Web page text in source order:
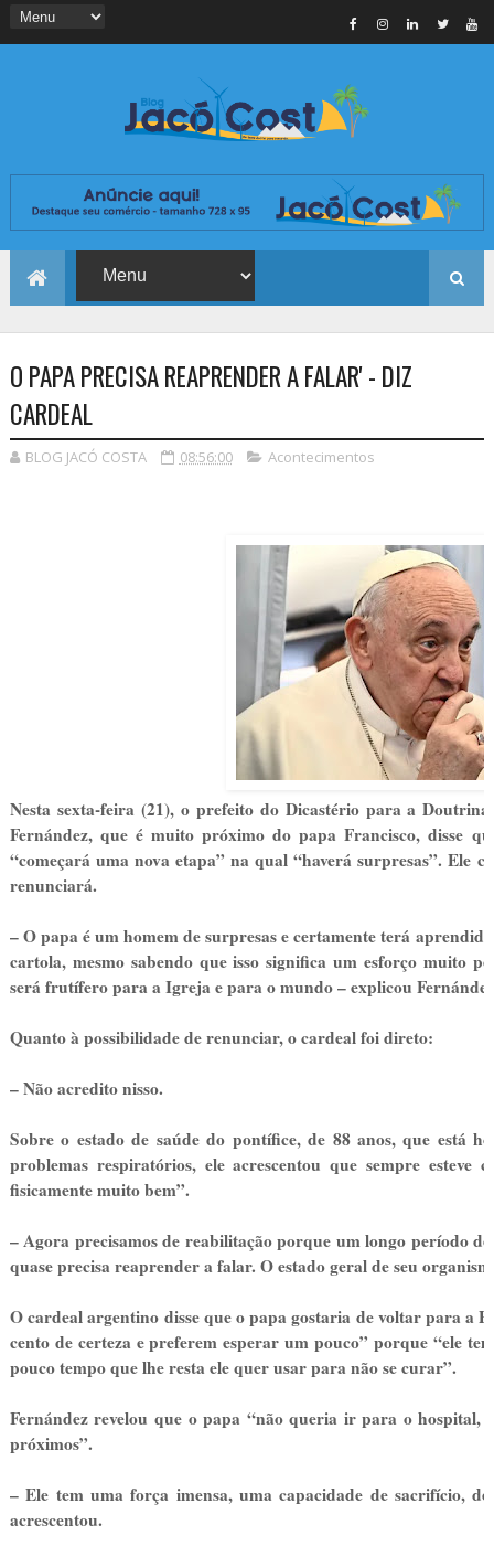
O PAPA PRECISA REAPRENDER A FALAR' - DIZ
CARDEAL
BLOG JACÓ COSTA 08:56:00 Acontecimentos
Nesta sexta-feira (21), o prefeito do Dicastério para a
Fernández, que é muito próximo do papa Francisco, disse
“começará uma nova etapa” na qual “haverá surpresas”. Ele
renunciará.
– O papa é um homem de surpresas e certamente terá
cartola, mesmo sabendo que isso significa um esforço muito
será frutífero para a Igreja e para o mundo – explicou
Quanto à possibilidade de renunciar, o cardeal foi direto:
– Não acredito nisso.
Sobre o estado de saúde do pontífice, de 88 anos, que está
problemas respiratórios, ele acrescentou que sempre esteve
fisicamente muito bem”.
– Agora precisamos de reabilitação porque um longo período de
quase precisa reaprender a falar. O estado geral de seu
O cardeal argentino disse que o papa gostaria de voltar para a
cento de certeza e preferem esperar um pouco” porque “ele
pouco tempo que lhe resta ele quer usar para não se curar”.
Fernández revelou que o papa “não queria ir para o hospital,
próximos”.
– Ele tem uma força imensa, uma capacidade de sacrifício,
acrescentou.